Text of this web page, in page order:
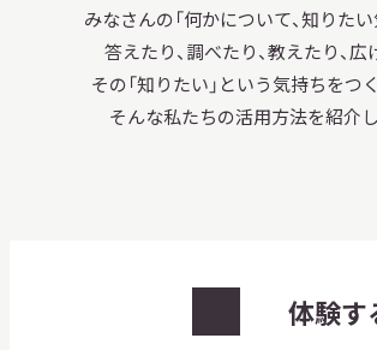
みなさんの「何かについて、知りたい
答えたり、調べたり、教えたり、広
その「知りたい」という気持ちをつ
そんな私たちの活用方法を紹介し
体験す